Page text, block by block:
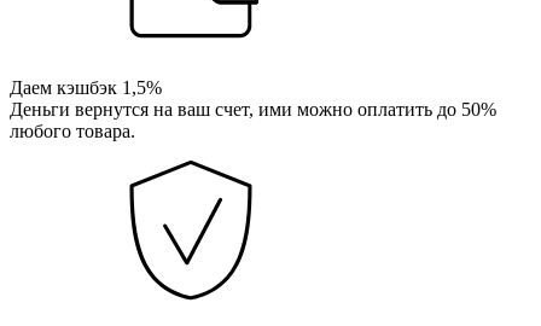
Даем кэшбэк 1,5%
Деньги вернутся на ваш счет, ими можно оплатить до 50%
любого товара.